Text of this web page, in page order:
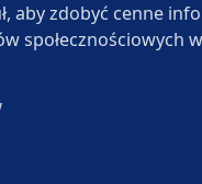
aby zdobyć cenne
społecznościowych